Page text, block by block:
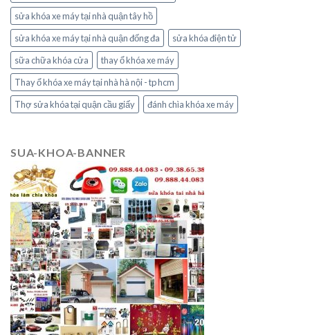
sửa khóa xe máy tại nhà quận tây hồ
sửa khóa xe máy tại nhà quận đống đa
sửa khóa điện tử
sữa chữa khóa cửa
thay ổ khóa xe máy
Thay ổ khóa xe máy tại nhà hà nội - tp hcm
Thợ sửa khóa tại quận cầu giấy
đánh chìa khóa xe máy
SUA-KHOA-BANNER